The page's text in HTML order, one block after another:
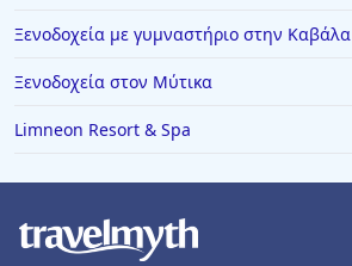
Ξενοδοχεία με γυμναστήριο στην Καβάλα
Ξενοδοχεία στον Μύτικα
Limneon Resort & Spa